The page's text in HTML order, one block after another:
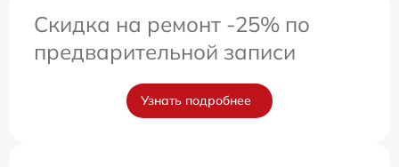
Скидка на ремонт -25% по
предварительной записи
Узнать подробнее